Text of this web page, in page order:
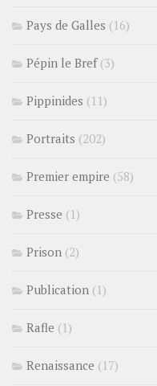
Pays de Galles (16)
Pépin le Bref(3)
Pippinides (11)
Portraits (202)
Premier empire (58)
Presse (1)
Prison (2)
Publication (1)
Rafle (1)
Renaissance (17)